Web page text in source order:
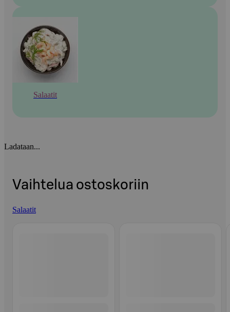
Salaatit
Ladataan...
Vaihtelua ostoskoriin
Salaatit